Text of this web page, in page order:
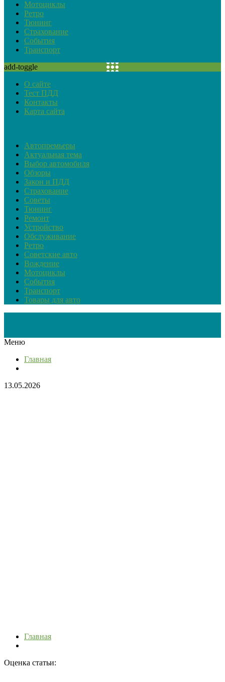
Мотоциклы
Ретро
Тюнинг
Страхование
События
Транспорт
add-toggle
О сайте
Тест ПДД
Контакты
Карта сайта
Автопремьеры
Актуальная тема
Выбор автомобиля
Обзоры
Закон и ПДД
Страхование
Советы
Тюнинг
Ремонт
Устройство
Обслуживание
Ретро
Советские авто
Вождение
Мотоциклы
События
Транспорт
Товары для авто
Меню
Главная
13.05.2026
Главная
Оценка статьи: